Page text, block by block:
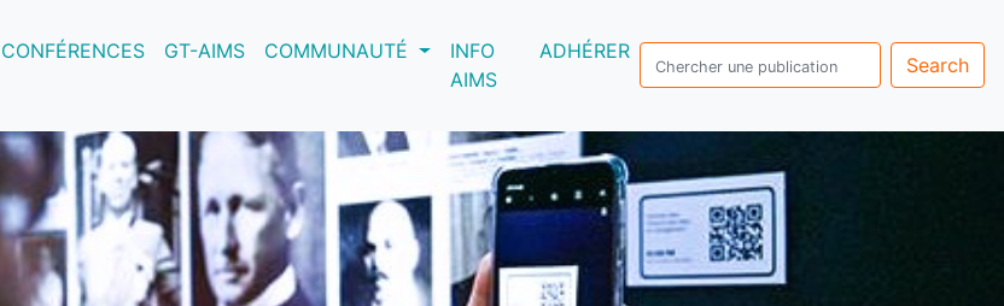
CONFÉRENCES GT-AIMS COMMUNAUTÉ
INFO
AIMS
ADHÉRER
Search